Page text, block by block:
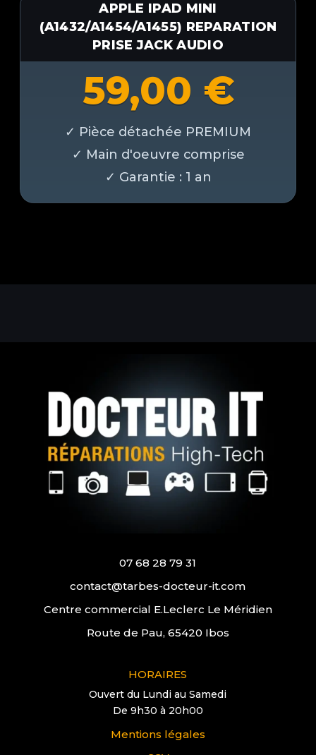
APPLE IPAD MINI
(A1432/A1454/A1455) REPARATION
PRISE JACK AUDIO
59,00 €
07 68 28 79 31
contact@tarbes-docteur-it.com
Centre commercial E.Leclerc Le Méridien
Route de Pau, 65420 Ibos
HORAIRES
Ouvert du Lundi au Samedi
De 9h30 à 20h00
Mentions légales